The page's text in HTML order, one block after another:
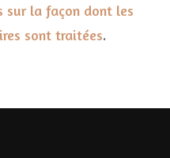
sur la façon dont les
sont traitées.